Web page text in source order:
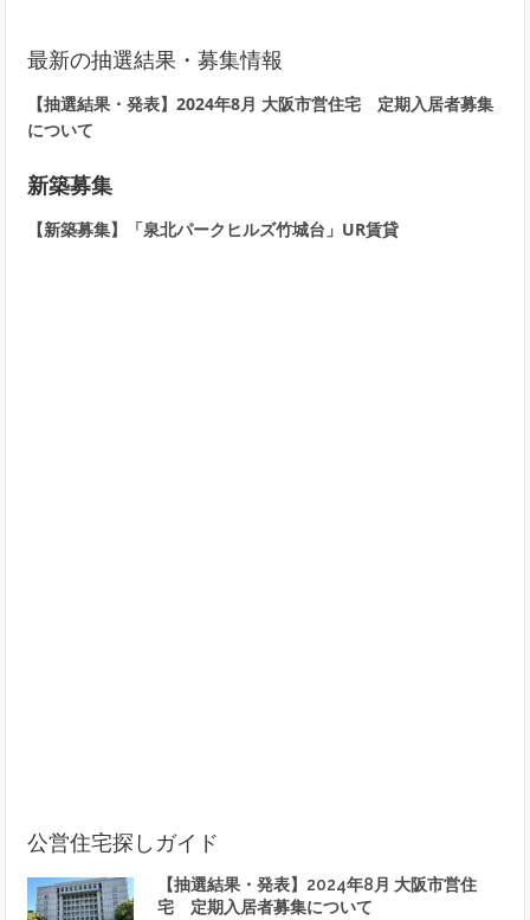
最新の抽選結果・募集情報
【抽選結果・発表】2024年8月 大阪市営住宅 定期入居者募集
について
新築募集
【新築募集】「泉北パークヒルズ竹城台」UR賃貸
公営住宅探しガイド
【抽選結果・発表】2024年8月 大阪市営住
宅 定期入居者募集について